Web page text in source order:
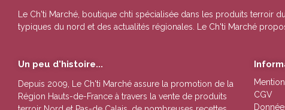
Le Ch'ti Marché, boutique chti spécialisée dans les produits terroir
typiques du nord et des actualités régionales. Le Ch'ti Marché
Un peu d'histoire...
Depuis 2009, Le Ch'ti Marché assure la promotion de la
Région Hauts-de-France à travers la vente de produits
CGV